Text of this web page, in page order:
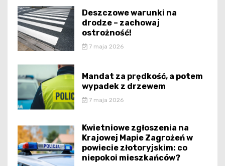
Deszczowe warunki na
drodze – zachowaj
ostrożność!
7 maja 2026
Mandat za prędkość, a potem
wypadek z drzewem
7 maja 2026
Kwietniowe zgłoszenia na
Krajowej Mapie Zagrożeń w
powiecie złotoryjskim: co
niepokoi mieszkańców?